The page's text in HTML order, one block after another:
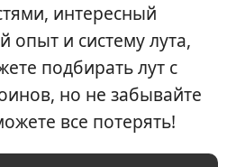
интересный
опыт и систему лута,
подбирать лут с
но не забывайте
все потерять!